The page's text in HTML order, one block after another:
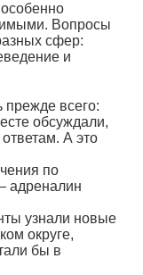
Вопросы
сфер:
и
всего:
обсуждали,
А это
по
адреналин
узнали новые
округе,
бы в